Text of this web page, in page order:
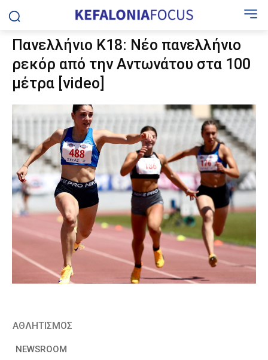
Πανελλήνιο Κ18: Νέο πανελλήνιο
ρεκόρ από την Αντωνάτου στα 100
μέτρα [video]
ΑΘΛΗΤΙΣΜΟΣ
NEWSROOM